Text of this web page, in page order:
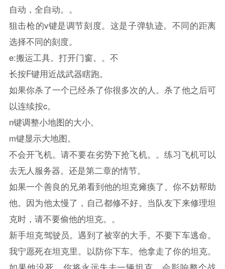
自动，全自动。。
狙击枪的v键是调节刻度。这是子弹轨迹。不同的距离
选择不同的刻度。
e:搬运工具。打开门窗。。不
长按F键用近战武器瞎跑。
如果你杀了一个已经杀了你很多次的人。杀了他之后可
以连续按c。
n键调整小地图的大小。
m键显示大地图。
不会开飞机。请不要在劣势下抢飞机。。练习飞机可以
去无人服务器。还是第二章的情节。
如果一个善良的兄弟看到他的坦克瘫痪了。你不妨帮助
他。因为他太慢了，自己都修不好。当队友下来修理坦
克时，请不要偷他的坦克。。
新手坦克驾驶员。遇到了被宰的大手。不要下车逃命。
我宁愿死在坦克里。以防你下车。他拿走了你的坦克。